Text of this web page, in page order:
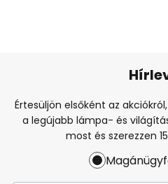
Értesüljön elsőként az
a legújabb lámpa- és
most és szerezzen